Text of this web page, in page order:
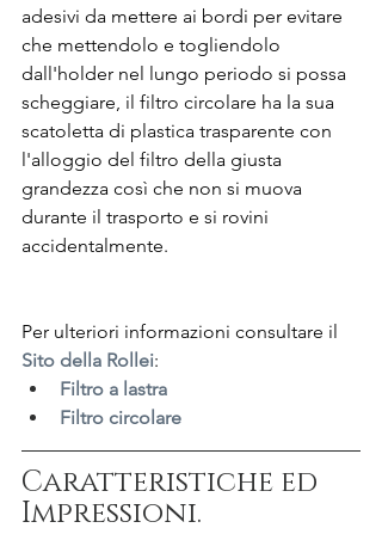
adesivi da mettere ai bordi per evitare
che mettendolo e togliendolo
dall'holder nel lungo periodo si possa
scheggiare, il filtro circolare ha la sua
scatoletta di plastica trasparente con
l'alloggio del filtro della giusta
grandezza così che non si muova
durante il trasporto e si rovini
accidentalmente.
Per ulteriori informazioni consultare il
Sito della Rollei:
Filtro a lastra
Filtro circolare
Caratteristiche ed
Impressioni.